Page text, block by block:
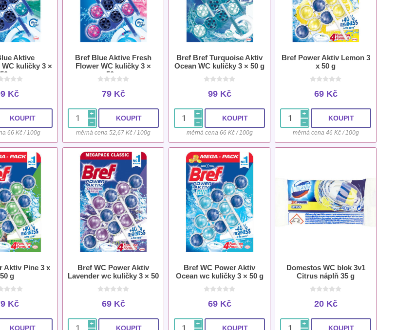
Aktive
kuličky 3 ×
50 g
Kč
66 Kč / 100g
Bref Blue Aktive Fresh
Flower WC kuličky 3 ×
50 g
79 Kč
i
h
měrná cena 52,67 Kč / 100g
Bref Bref Turquoise Aktiv
Ocean WC kuličky 3 × 50 g
99 Kč
i
h
měrná cena 66 Kč / 100g
Bref Power Aktiv Lemon 3
x 50 g
69 Kč
i
h
měrná cena 46 Kč / 100g
Aktiv Pine 3 x
50 g
Kč
Bref WC Power Aktiv
Lavender wc kuličky 3 × 50
69 Kč
i
Bref WC Power Aktiv
Ocean wc kuličky 3 × 50 g
69 Kč
i
Domestos WC blok 3v1
Citrus náplň 35 g
20 Kč
i